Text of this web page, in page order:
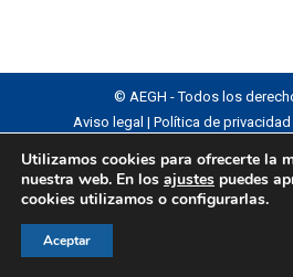
© AEGH - Todos los
Aviso legal | Política de privacidad
Utilizamos cookies para ofrecerte la
nuestra web. En los ajustes puedes
cookies utilizamos o configurarlas.
Aceptar